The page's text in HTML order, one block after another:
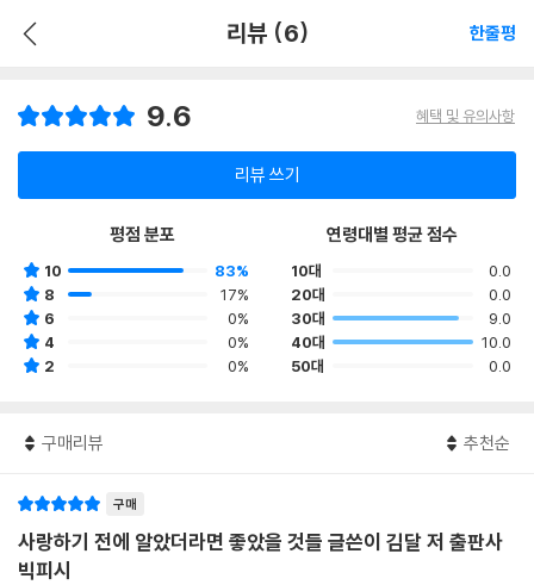
리뷰 (6) 한줄평
9.6 혜택 및 유의사항
리뷰 쓰기
평점 분포
10
83%
8
17%
6
0%
4
0%
2
0%
연령대별 평균 점수
10대
0.0
20대
0.0
30대
9.0
40대
10.0
50대
0.0
구매리뷰 추천순
구매
사랑하기 전에 알았더라면 좋았을 것들 글쓴이 김달 저 출판사
빅피시